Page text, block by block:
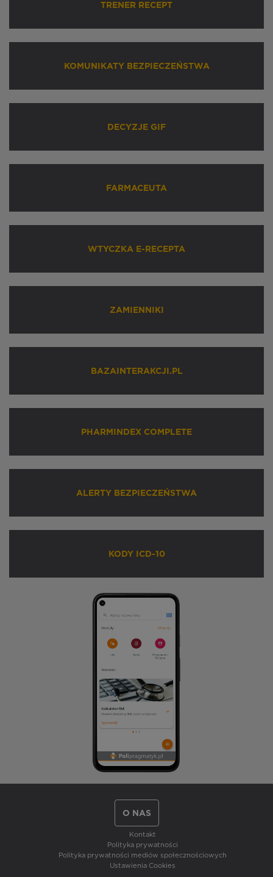
TRENER RECEPT
KOMUNIKATY BEZPIECZEŃSTWA
DECYZJE GIF
FARMACEUTA
WTYCZKA E-RECEPTA
ZAMIENNIKI
BAZAINTERAKCJI.PL
PHARMINDEX COMPLETE
ALERTY BEZPIECZEŃSTWA
KODY ICD-10
O NAS
Kontakt
Polityka prywatności
Polityka prywatności mediów społecznościowych
Ustawienia Cookies